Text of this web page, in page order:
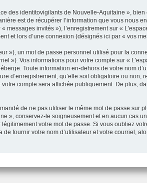
des identitovigilants de Nouvelle-Aquitaine »,
est de récupérer l’information que vous nous
messages invités »), l’enregistrement sur «
et lors d’une connexion (désignés ici par « vos
»), un mot de passe personnel utilisé pour la
»). Vos informations pour votre compte sur «
Toute information en-dehors de votre nom
d’enregistrement, qu’elle soit obligatoire ou non,
compte sera affichée publiquement. De plus,
de ne pas utiliser le même mot de passe sur
», conservez-le soigneusement et en aucun cas
votre mot de passe. Si vous oubliez
fournir votre nom d’utilisateur et votre courriel,